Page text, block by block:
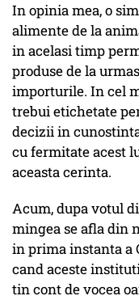
In opinia mea, o
alimente de la
in acelasi timp
produse de la
importurile. In cel
trebui etichetate
decizii in
cu fermitate acest
aceasta cerinta.
Acum, dupa votul
mingea se afla din
in prima instanta a
cand aceste
tin cont de vocea